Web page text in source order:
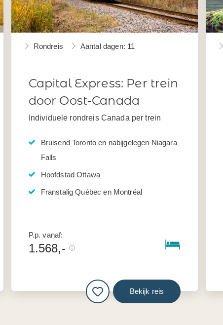
Rondreis Aantal dagen: 11
Capital Express: Per trein
door Oost-Canada
Individuele rondreis Canada per trein
Bruisend Toronto en nabijgelegen Niagara
Falls
Hoofdstad Ottawa
Franstalig Québec en Montréal
P.p. vanaf:
1.568,-
Bekijk reis